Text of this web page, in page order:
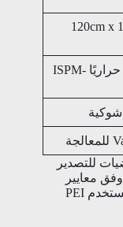
120cm x
خشب (معالج حراريًا ISPM-
للتصدير
معايير
ISPM-15. يمنع هذا انتقال الآفات عبر الحدود. تستخدم PEI